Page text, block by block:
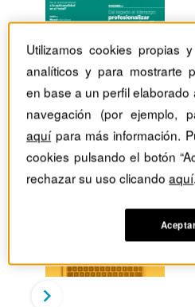
Utilizamos cookies propias
analíticos y para mostrarte
en base a un perfil elaborado
navegación (por ejemplo,
aquípara más información.
cookies pulsando el botón
rechazar su uso clicandoaquí.